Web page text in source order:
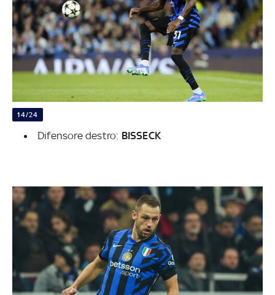
14/24
Difensore destro: BISSECK